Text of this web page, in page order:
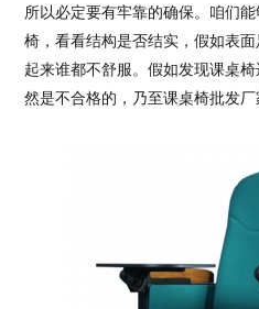
所以必定要有牢靠的确保。咱们
椅，看看结构是否结实，假如表
起来谁都不舒服。假如发现课桌
然是不合格的，乃至课桌椅批发厂